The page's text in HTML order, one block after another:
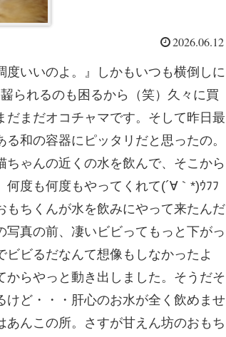
2026.06.12
いいのよ。』しかもいつも横倒しに
られるのも困るから（笑）久々に買
まだオコチャマです。そして昨日最
和の容器にピッタリだと思ったの。
ちゃんの近くの水を飲んで、そこから
度も何度もやってくれて(´∀｀*)ｳﾌﾌ
もちくんが水を飲みにやって来たんだ
真の前、凄いビビってもっと下がっ
ビるだなんて想像もしなかったよ
からやっと動き出しました。そうだそ
けど・・・肝心のお水が全く飲めませ
んこの所。さすが甘えん坊のおもち